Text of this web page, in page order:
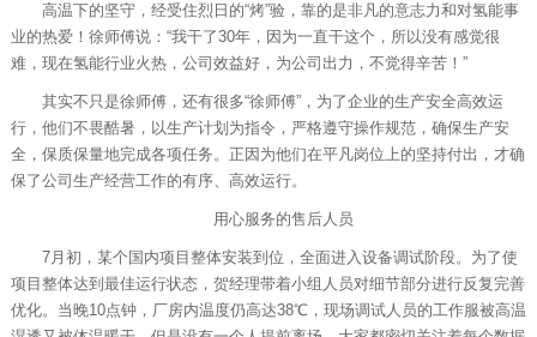
高温下的坚守，经受住烈日的“烤”验，靠的是非凡的意志力和对氢能事
业的热爱！徐师傅说：“我干了30年，因为一直干这个，所以没有感觉很
难，现在氢能行业火热，公司效益好，为公司出力，不觉得辛苦！”
其实不只是徐师傅，还有很多“徐师傅”，为了企业的生产安全高效运
行，他们不畏酷暑，以生产计划为指令，严格遵守操作规范，确保生产安
全，保质保量地完成各项任务。正因为他们在平凡岗位上的坚持付出，才确
保了公司生产经营工作的有序、高效运行。
用心服务的售后人员
7月初，某个国内项目整体安装到位，全面进入设备调试阶段。为了使
项目整体达到最佳运行状态，贺经理带着小组人员对细节部分进行反复完善
优化。当晚10点钟，厂房内温度仍高达38℃，现场调试人员的工作服被高温